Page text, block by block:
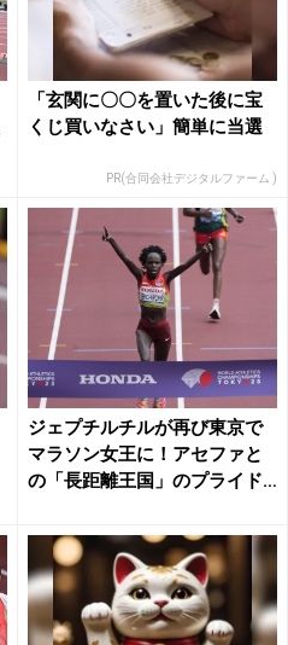
「玄関に〇〇を置いた後に宝
くじ買いなさい」簡単に当選
PR(合同会社デジタルファーム )
ジェプチルチルが再び東京で
マラソン女王に！アセファと
の「長距離王国」のプライド